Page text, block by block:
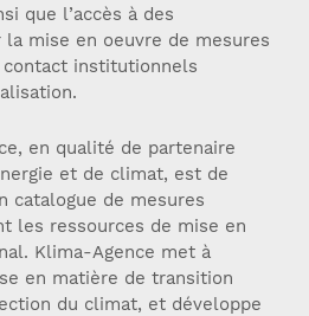
que l’accès à des
mise en oeuvre de mesures
institutionnels
en qualité de partenaire
et de climat, est de
catalogue de mesures
les ressources de mise en
Klima-Agence met à
en matière de transition
du climat, et développe